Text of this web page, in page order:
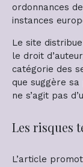
ordonnances
instances
Le site
le droit
catégorie des
que suggère
ne s’agit pas
Les risques
L’article